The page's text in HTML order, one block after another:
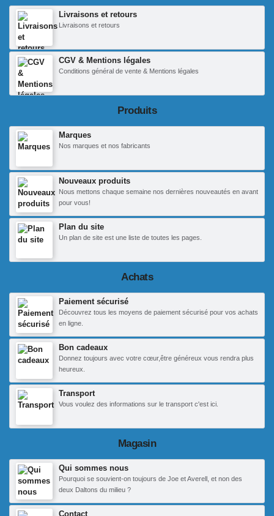
Livraisons et retours
Livraisons et retours
CGV & Mentions légales
Conditions général de vente & Mentions légales
Produits
Marques
Nos marques et nos fabricants
Nouveaux produits
Nous mettons chaque semaine nos dernières nouveautés en avant
pour vous!
Plan du site
Un plan de site est une liste de toutes les pages.
Achats
Paiement sécurisé
Découvrez tous les moyens de paiement sécurisé pour vos achats
en ligne.
Bon cadeaux
Donnez toujours avec votre cœur,être généreux vous rendra plus
heureux.
Transport
Vous voulez des informations sur le transport c'est ici.
Magasin
Qui sommes nous
Pourquoi se souvient-on toujours de Joe et Averell, et non des
deux Daltons du milieu ?
Contact